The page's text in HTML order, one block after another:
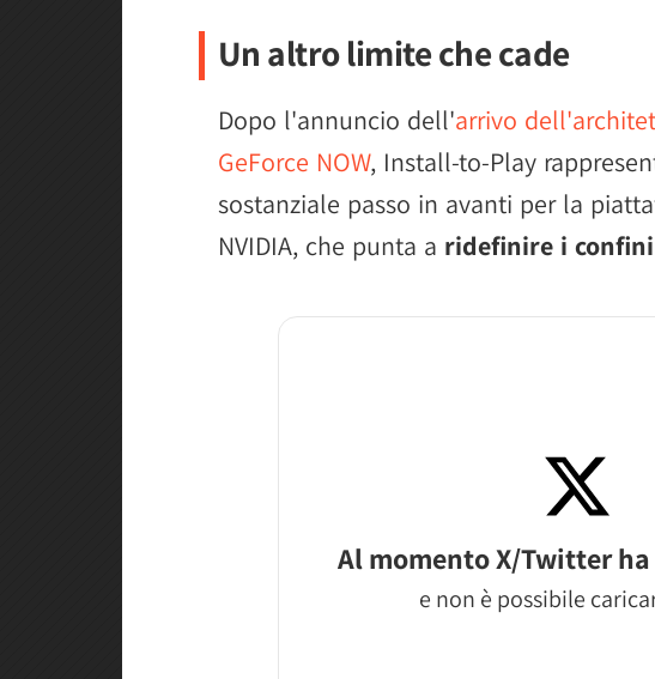
Un altro limite che cade
Dopo l'annuncio dell'arrivo
GeForce NOW, Install-to-Play
sostanziale passo in avanti per la
NVIDIA, che punta a ridefinire i
Al momento X/Twitter
e non è possibile